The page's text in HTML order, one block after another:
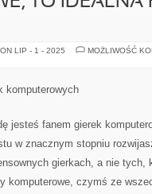
LIP - 1 - 2025
MOŻLIWOŚĆ
komputerowych
jesteś fanem gierek
w znacznym stopniu
gierkach, a nie tych,
komputerowe, czymś ze